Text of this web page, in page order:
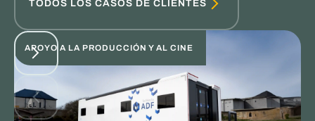
TODOS LOS CASOS DE CLIENTES
APOYO A LA PRODUCCIÓN Y AL CINE